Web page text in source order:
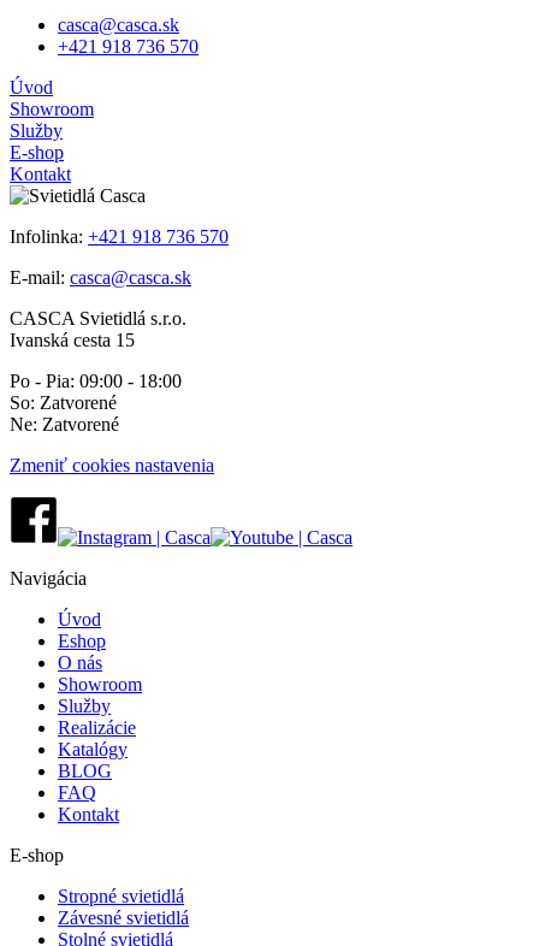
casca@casca.sk
+421 918 736 570
Úvod
Showroom
Služby
E-shop
Kontakt
Infolinka: +421 918 736 570
E-mail: casca@casca.sk
CASCA Svietidlá s.r.o.
Ivanská cesta 15
Po - Pia: 09:00 - 18:00
So: Zatvorené
Ne: Zatvorené
Zmeniť cookies nastavenia
Navigácia
Úvod
Eshop
O nás
Showroom
Služby
Realizácie
Katalógy
BLOG
FAQ
Kontakt
E-shop
Stropné svietidlá
Závesné svietidlá
Stolné svietidlá